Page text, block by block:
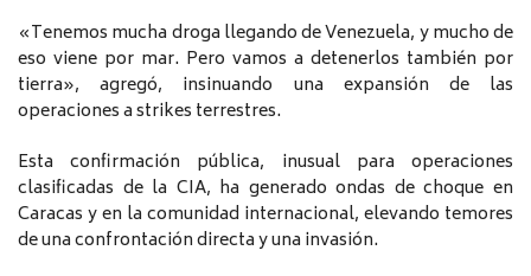
«Tenemos mucha droga llegando de Venezuela, y mucho de
eso viene por mar. Pero vamos a detenerlos también por
tierra», agregó, insinuando una expansión de las
operaciones a strikes terrestres.
Esta confirmación pública, inusual para operaciones
clasificadas de la CIA, ha generado ondas de choque en
Caracas y en la comunidad internacional, elevando temores
de una confrontación directa y una invasión.